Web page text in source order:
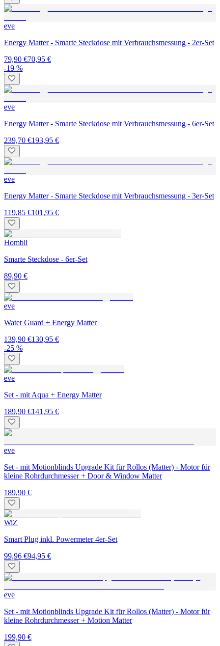
eve
Energy Matter - Smarte Steckdose mit Verbrauchsmessung - 2er-Set
79,90 €70,95 €
-19 %
eve
Energy Matter - Smarte Steckdose mit Verbrauchsmessung - 6er-Set
239,70 €193,95 €
eve
Energy Matter - Smarte Steckdose mit Verbrauchsmessung - 3er-Set
119,85 €101,95 €
Hombli
Smarte Steckdose - 6er-Set
89,90 €
eve
Water Guard + Energy Matter
139,90 €130,95 €
-25 %
eve
Set - mit Aqua + Energy Matter
189,90 €141,95 €
eve
Set - mit Motionblinds Upgrade Kit für Rollos (Matter) - Motor für
kleine Rohrdurchmesser + Door & Window Matter
189,90 €
WiZ
Smart Plug inkl. Powermeter 4er-Set
99,96 €94,95 €
eve
Set - mit Motionblinds Upgrade Kit für Rollos (Matter) - Motor für
kleine Rohrdurchmesser + Motion Matter
199,90 €